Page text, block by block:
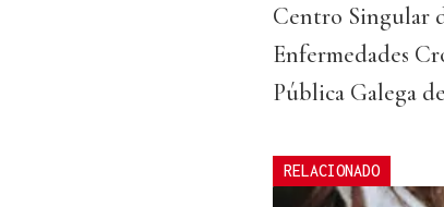
Centro Singular
Enfermedades
Pública Galega
RELACIONADO